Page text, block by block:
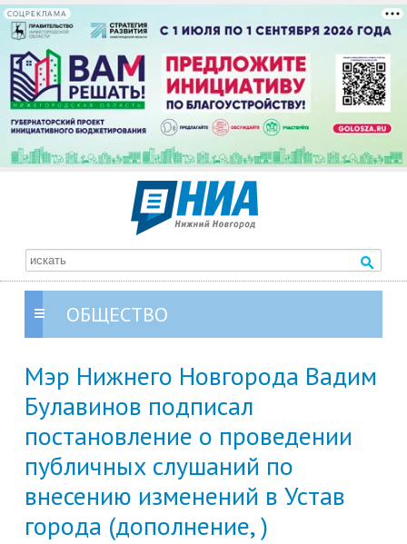
СОЦРЕКЛАМА
ОБЩЕСТВО
Мэр Нижнего Новгорода Вадим
Булавинов подписал
постановление о проведении
публичных слушаний по
внесению изменений в Устав
города (дополнение, )